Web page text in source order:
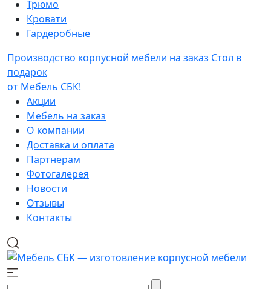
Трюмо
Кровати
Гардеробные
Производство корпусной мебели на заказ Стол в
подарок
от Мебель СБК!
Акции
Мебель на заказ
О компании
Доставка и оплата
Партнерам
Фотогалерея
Новости
Отзывы
Контакты